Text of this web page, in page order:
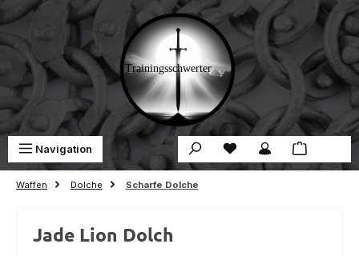
Zum Hauptinhalt springen
Navigation Du hast 0 Produkte auf
Waffen Dolche Scharfe Dolche
Jade Lion Dolch